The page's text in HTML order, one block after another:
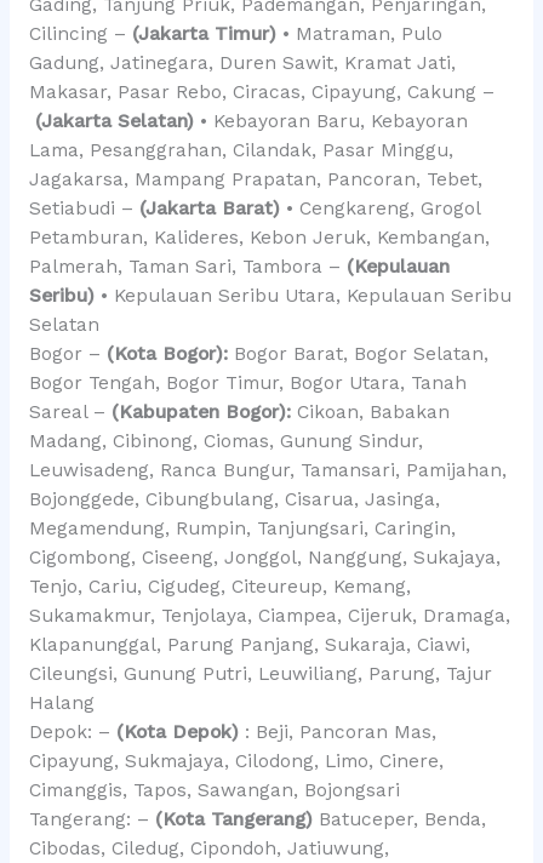
Gading, Tanjung Priuk, Pademangan, Penjaringan,
Cilincing – (Jakarta Timur)• Matraman, Pulo
Gadung, Jatinegara, Duren Sawit, Kramat Jati,
Makasar, Pasar Rebo, Ciracas, Cipayung, Cakung –
(Jakarta Selatan)• Kebayoran Baru, Kebayoran
Lama, Pesanggrahan, Cilandak, Pasar Minggu,
Jagakarsa, Mampang Prapatan, Pancoran, Tebet,
Setiabudi – (Jakarta Barat)• Cengkareng, Grogol
Petamburan, Kalideres, Kebon Jeruk, Kembangan,
Palmerah, Taman Sari, Tambora – (Kepulauan
Seribu)• Kepulauan Seribu Utara, Kepulauan Seribu
Selatan
Bogor – (Kota Bogor):Bogor Barat, Bogor Selatan,
Bogor Tengah, Bogor Timur, Bogor Utara, Tanah
Sareal – (Kabupaten Bogor): Cikoan, Babakan
Madang, Cibinong, Ciomas, Gunung Sindur,
Leuwisadeng, Ranca Bungur, Tamansari, Pamijahan,
Bojonggede, Cibungbulang, Cisarua, Jasinga,
Megamendung, Rumpin, Tanjungsari, Caringin,
Cigombong, Ciseeng, Jonggol, Nanggung, Sukajaya,
Tenjo, Cariu, Cigudeg, Citeureup, Kemang,
Sukamakmur, Tenjolaya, Ciampea, Cijeruk, Dramaga,
Klapanunggal, Parung Panjang, Sukaraja, Ciawi,
Cileungsi, Gunung Putri, Leuwiliang, Parung, Tajur
Halang
Depok: – (Kota Depok): Beji, Pancoran Mas,
Cipayung, Sukmajaya, Cilodong, Limo, Cinere,
Cimanggis, Tapos, Sawangan, Bojongsari
Tangerang: – (Kota Tangerang)Batuceper, Benda,
Cibodas, Ciledug, Cipondoh, Jatiuwung,